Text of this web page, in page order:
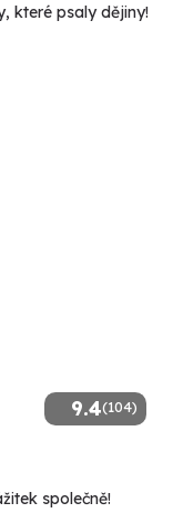
které psaly dějiny!
9.4(104)
společně!